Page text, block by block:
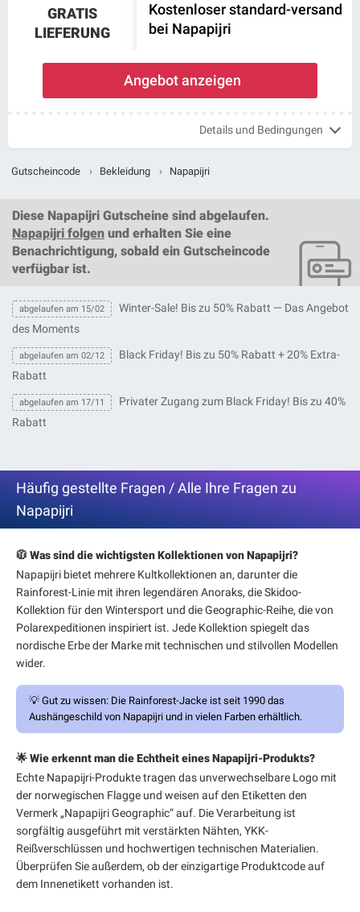
GRATIS
LIEFERUNG
Kostenloser standard-versand
bei Napapijri
Angebot anzeigen
Details und Bedingungen
Gutscheincode › Bekleidung › Napapijri
Diese Napapijri Gutscheine sind abgelaufen.
Napapijri folgen und erhalten Sie eine
Benachrichtigung, sobald ein Gutscheincode
verfügbar ist.
abgelaufen am 15/02
Winter-Sale! Bis zu 50% Rabatt — Das Angebot
des Moments
abgelaufen am 02/12
Black Friday! Bis zu 50% Rabatt + 20% Extra-
Rabatt
abgelaufen am 17/11
Privater Zugang zum Black Friday! Bis zu 40%
Rabatt
Häufig gestellte Fragen / Alle Ihre Fragen zu
Napapijri
🧥 Was sind die wichtigsten Kollektionen von Napapijri?
Napapijri bietet mehrere Kultkollektionen an, darunter die
Rainforest-Linie mit ihren legendären Anoraks, die Skidoo-
Kollektion für den Wintersport und die Geographic-Reihe, die von
Polarexpeditionen inspiriert ist. Jede Kollektion spiegelt das
nordische Erbe der Marke mit technischen und stilvollen Modellen
wider.
💡 Gut zu wissen: Die Rainforest-Jacke ist seit 1990 das
Aushängeschild von Napapijri und in vielen Farben erhältlich.
🌟 Wie erkennt man die Echtheit eines Napapijri-Produkts?
Echte Napapijri-Produkte tragen das unverwechselbare Logo mit
der norwegischen Flagge und weisen auf den Etiketten den
Vermerk „Napapijri Geographic“ auf. Die Verarbeitung ist
sorgfältig ausgeführt mit verstärkten Nähten, YKK-
Reißverschlüssen und hochwertigen technischen Materialien.
Überprüfen Sie außerdem, ob der einzigartige Produktcode auf
dem Innenetikett vorhanden ist.